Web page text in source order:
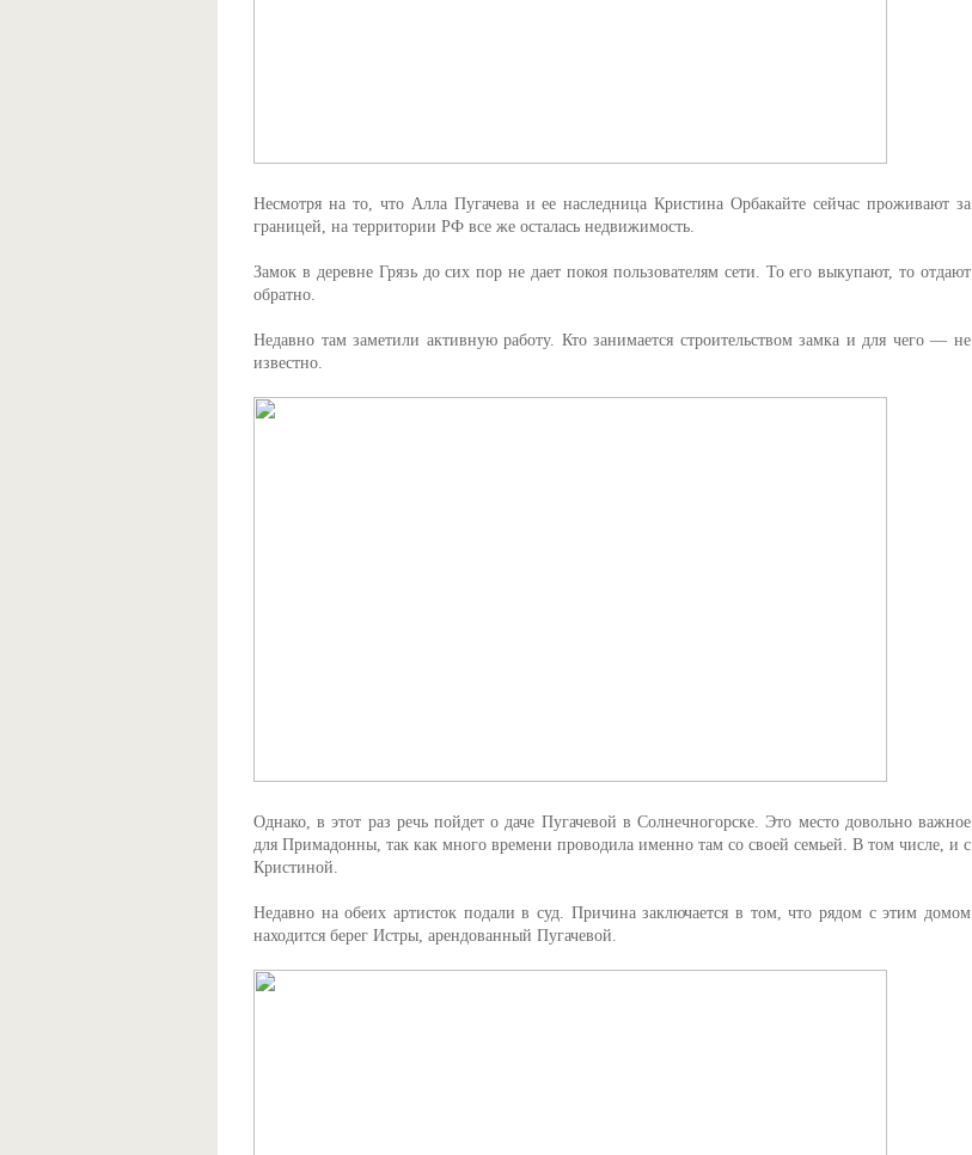
Несмотря на то, что Алла Пугачева и ее наследница Кристина Орбакайте сейчас проживают за
границей, на территории РФ все же осталась недвижимость.
Замок в деревне Грязь до сих пор не дает покоя пользователям сети. То его выкупают, то отдают
обратно.
Недавно там заметили активную работу. Кто занимается строительством замка и для чего — не
известно.
Однако, в этот раз речь пойдет о даче Пугачевой в Солнечногорске. Это место довольно важное
для Примадонны, так как много времени проводила именно там со своей семьей. В том числе, и с
Кристиной.
Недавно на обеих артисток подали в суд. Причина заключается в том, что рядом с этим домом
находится берег Истры, арендованный Пугачевой.